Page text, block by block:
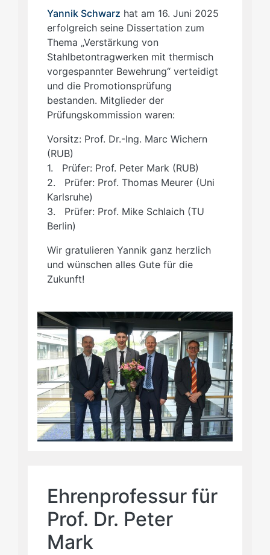
Yannik Schwarz hat am 16. Juni 2025
erfolgreich seine Dissertation zum
Thema „Verstärkung von
Stahlbetontragwerken mit thermisch
vorgespannter Bewehrung“ verteidigt
und die Promotionsprüfung
bestanden. Mitglieder der
Prüfungskommission waren:
Vorsitz: Prof. Dr.-Ing. Marc Wichern
(RUB)
1. Prüfer: Prof. Peter Mark (RUB)
2. Prüfer: Prof. Thomas Meurer (Uni
Karlsruhe)
3. Prüfer: Prof. Mike Schlaich (TU
Berlin)
Wir gratulieren Yannik ganz herzlich
und wünschen alles Gute für die
Zukunft!
Ehrenprofessur für
Prof. Dr. Peter
Mark